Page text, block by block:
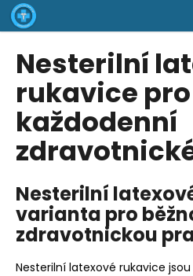
Přejít
na
obsah
Nesterilní
rukavice pro
každodenní
Nesterilní
varianta pro
zdravotnickou
Nesterilní latexové rukavice
K
o
C
o
p
o
t
ř
e
b
u
j